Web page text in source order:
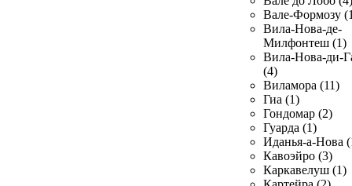
Вале-Формозу
Вила-Нова-де-
Милфонтеш (1)
Вила-Нова-ди-
(4)
Виламора (11)
Гиа (1)
Гондомар (2)
Гуарда (1)
Иданья-а-Нова
Кавоэйро (3)
Каркавелуш (1)